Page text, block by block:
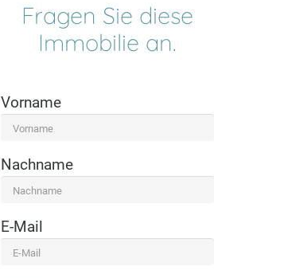
Fragen Sie diese
Immobilie an.
Vorname
Nachname
E-Mail